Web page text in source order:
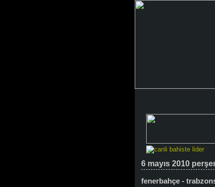
6 mayıs 2010
fenerbahçe -